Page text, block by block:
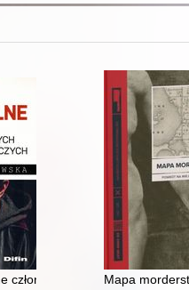
członków zorganizowanych
Mapa